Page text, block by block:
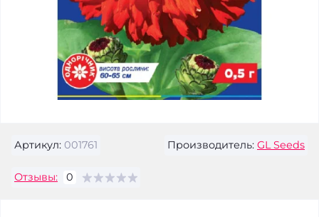
Артикул: 001761 Производитель: GL Seeds
Отзывы: 0